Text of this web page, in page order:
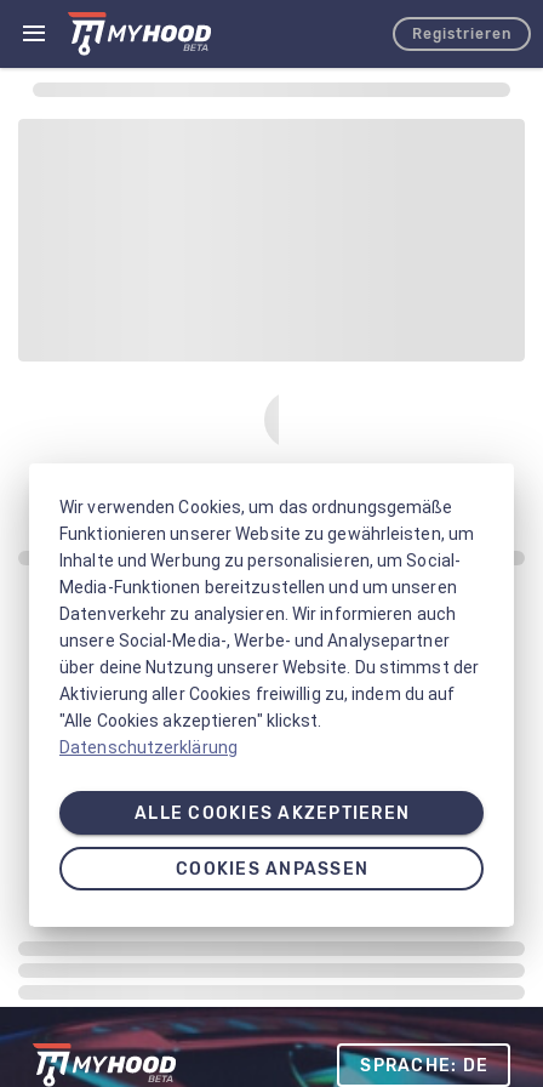
Registrieren
SPRACHE: DE
Wir verwenden Cookies, um das ordnungsgemäße
Funktionieren unserer Website zu gewährleisten, um
Inhalte und Werbung zu personalisieren, um Social-
Media-Funktionen bereitzustellen und um unseren
Datenverkehr zu analysieren. Wir informieren auch
unsere Social-Media-, Werbe- und Analysepartner
über deine Nutzung unserer Website. Du stimmst der
Aktivierung aller Cookies freiwillig zu, indem du auf
"Alle Cookies akzeptieren" klickst.
Datenschutzerklärung
ALLE COOKIES AKZEPTIEREN
COOKIES ANPASSEN